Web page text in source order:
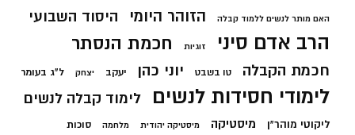
האם מותר לנשים ללמוד קבלה הזוהר היומי היסוד השבועי
הרב אדם סיני זוגיות חכמת הנסתר
חכמת הקבלה טו בשבט יוני כהן יעקב יצחק ל"ג בעומר
לימודי חסידות לנשים לימוד קבלה לנשים
ליקוטי מוהר"ן מיסטיקה מיסטיקה יהודית מלחמה סוכות